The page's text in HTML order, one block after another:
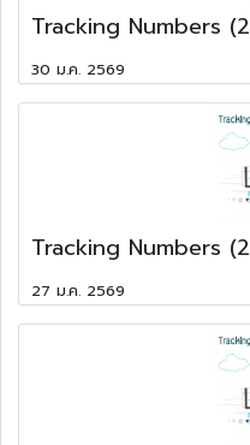
Tracking Numbers
30 ม.ค. 2569
Tracking Numbers
27 ม.ค. 2569